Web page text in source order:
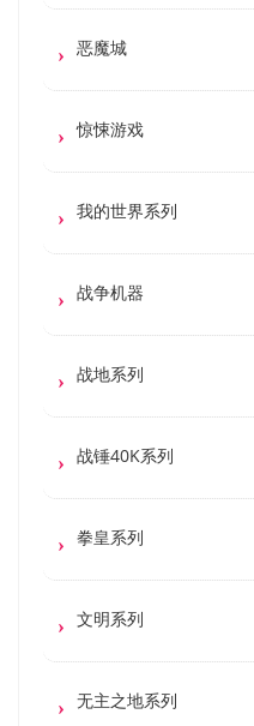
恶魔城
惊悚游戏
我的世界系列
战争机器
战地系列
战锤40K系列
拳皇系列
文明系列
无主之地系列